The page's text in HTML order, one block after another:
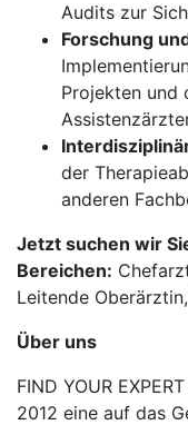
Audits zur
Forschung
Projekten und
der
anderen
Jetzt suchen wir
Bereichen:
Leitende
Über uns
FIND YOUR
2012 eine auf das